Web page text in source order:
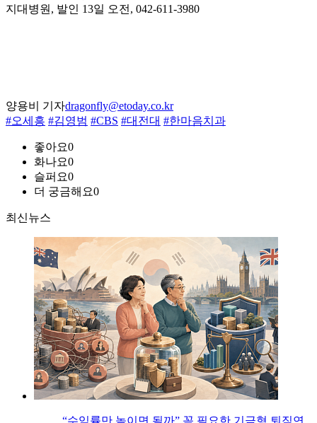
지대병원, 발인 13일 오전, 042-611-3980
양용비 기자dragonfly@etoday.co.kr
#오세흥 #김영범 #CBS #대전대 #한마음치과
좋아요0
화나요0
슬퍼요0
더 궁금해요0
최신뉴스